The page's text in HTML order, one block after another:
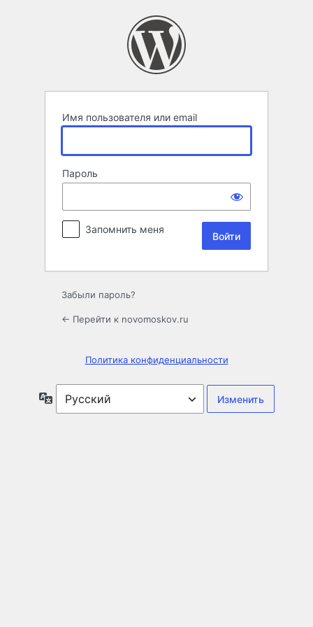
Имя пользователя или email
Пароль
Запомнить меня
Забыли пароль?
← Перейти к novomoskov.ru
Политика конфиденциальности
Язык